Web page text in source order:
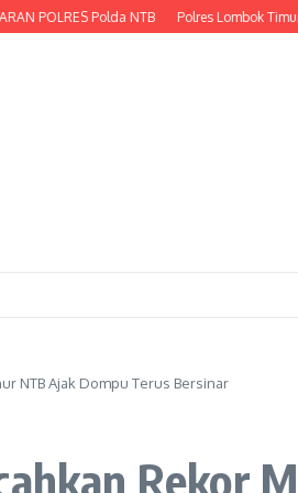
Polda NTB Polres Lombok Timur Gelar
NTB Ajak Dompu Terus Bersinar
Rekor